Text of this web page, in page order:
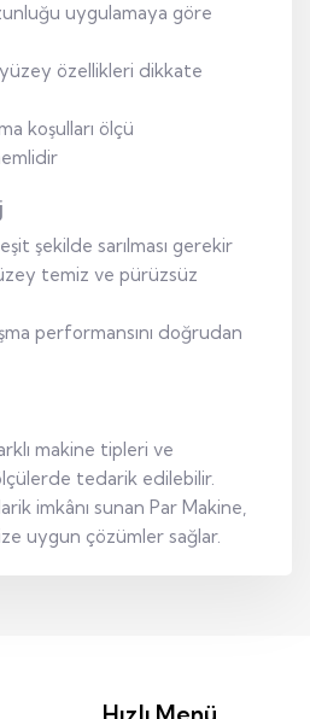
uygulamaya göre
yüzey özellikleri dikkate
koşulları ölçü
şekilde sarılması gerekir
temiz ve pürüzsüz
performansını doğrudan
makine tipleri ve
tedarik edilebilir.
imkânı sunan Par Makine,
uygun çözümler sağlar.